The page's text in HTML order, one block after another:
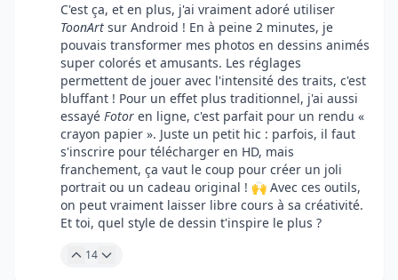
C'est ça, et en plus, j'ai vraiment adoré utiliser
ToonArt sur Android ! En à peine 2 minutes, je
pouvais transformer mes photos en dessins animés
super colorés et amusants. Les réglages
permettent de jouer avec l'intensité des traits, c'est
bluffant ! Pour un effet plus traditionnel, j'ai aussi
essayé Fotor en ligne, c'est parfait pour un rendu «
crayon papier ». Juste un petit hic : parfois, il faut
s'inscrire pour télécharger en HD, mais
franchement, ça vaut le coup pour créer un joli
portrait ou un cadeau original ! 🙌 Avec ces outils,
on peut vraiment laisser libre cours à sa créativité.
Et toi, quel style de dessin t'inspire le plus ?
14